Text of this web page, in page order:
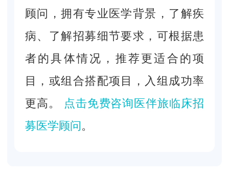
顾问，拥有专业医学背景，了解疾
病、了解招募细节要求，可根据患
者的具体情况，推荐更适合的项
目，或组合搭配项目，入组成功率
更高。
点击免费咨询医伴旅临床招
募医学顾问。